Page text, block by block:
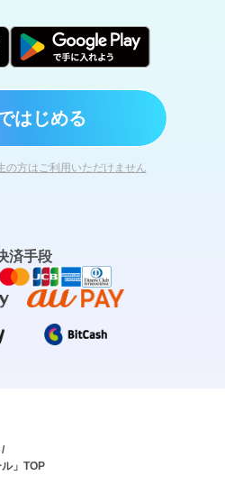
はじめる
の方はご利用いただけません
済手段
」TOP